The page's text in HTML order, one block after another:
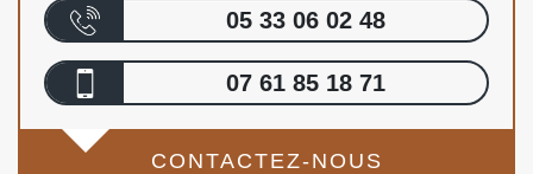
05 33 06 02 48
07 61 85 18 71
CONTACTEZ-NOUS